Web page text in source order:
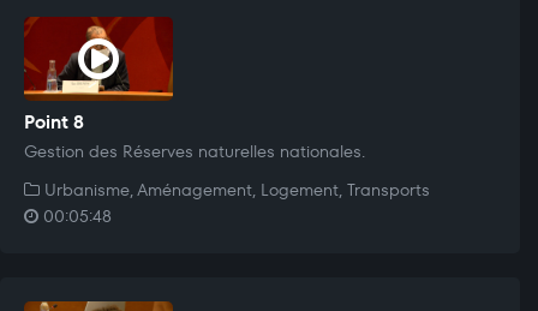
Point 8
Gestion des Réserves naturelles nationales.
Urbanisme, Aménagement, Logement, Transports
00:05:48